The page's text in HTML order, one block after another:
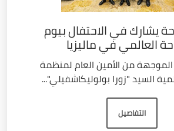
يشارك في الاحتفال بيوم
العالمي في ماليزيا
الموجهة من الأمين العام لمنظمة
السيد "زورا بولوليكاشفيلي"...
التفاصيل